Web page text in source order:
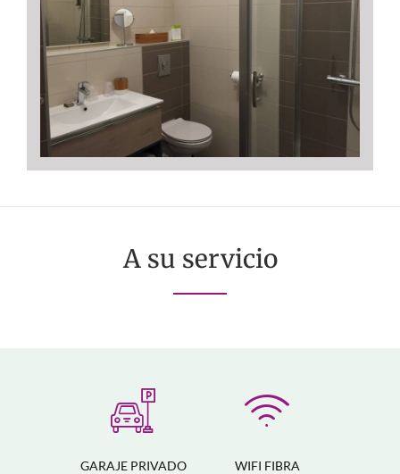
A su servicio
GARAJE PRIVADO
WIFI FIBRA